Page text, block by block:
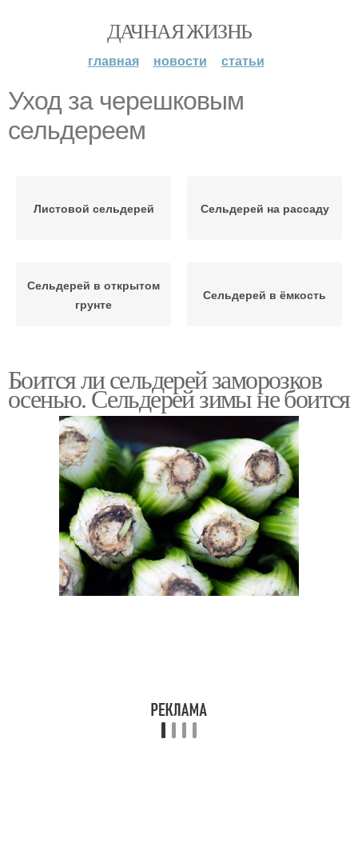
ДАЧНАЯ ЖИЗНЬ
главная новости статьи
Уход за черешковым
сельдереем
Листовой сельдерей Сельдерей на рассаду
Сельдерей в открытом
грунте
Сельдерей в ёмкость
Боится ли сельдерей заморозков
осенью. Сельдерей зимы не боится